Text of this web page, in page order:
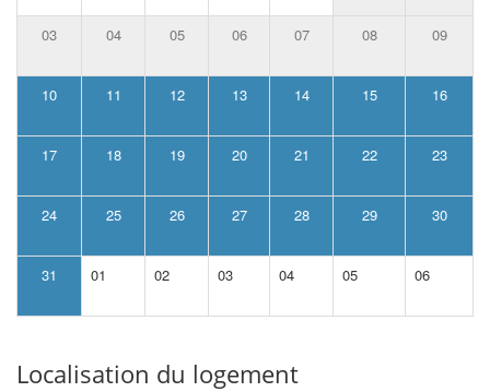
03 04 05 06 07 08 09
10 11 12 13 14 15 16
17 18 19 20 21 22 23
24 25 26 27 28 29 30
31 01 02 03 04 05 06
Localisation du logement